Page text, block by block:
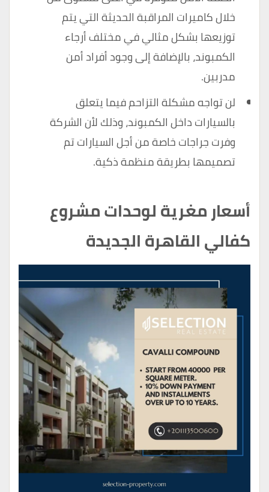
خلال كاميرات المراقبة الحديثة التي يتم
توزيعها بشكل مثالي في مختلف أرجاء
الكمبوند، بالإضافة إلى وجود أفراد أمن
مدربين.
لن تواجه مشكلة التزاحم فيما يتعلق
بالسيارات داخل الكمبوند، وذلك لأن الشركة
وفرت جراجات خاصة من أجل السيارات تم
تصميمها بطريقة منظمة ذكية.
أسعار مغرية لوحدات مشروع
كفالي القاهرة الجديدة